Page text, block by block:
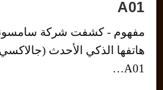
A01
مفهوم - كشفت شركة
A01…